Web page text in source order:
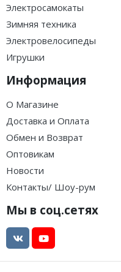
Электросамокаты
Зимняя техника
Электровелосипеды
Игрушки
Информация
О Магазине
Доставка и Оплата
Обмен и Возврат
Оптовикам
Новости
Контакты/ Шоу-рум
Мы в соц.сетях